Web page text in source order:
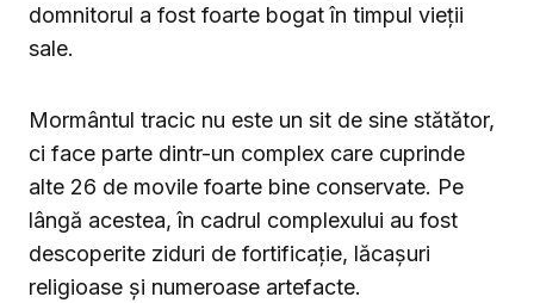
domnitorul a fost foarte bogat în timpul vieții
sale.
Mormântul tracic nu este un sit de sine stătător,
ci face parte dintr-un complex care cuprinde
alte 26 de movile foarte bine conservate. Pe
lângă acestea, în cadrul complexului au fost
descoperite ziduri de fortificație, lăcașuri
religioase și numeroase artefacte.